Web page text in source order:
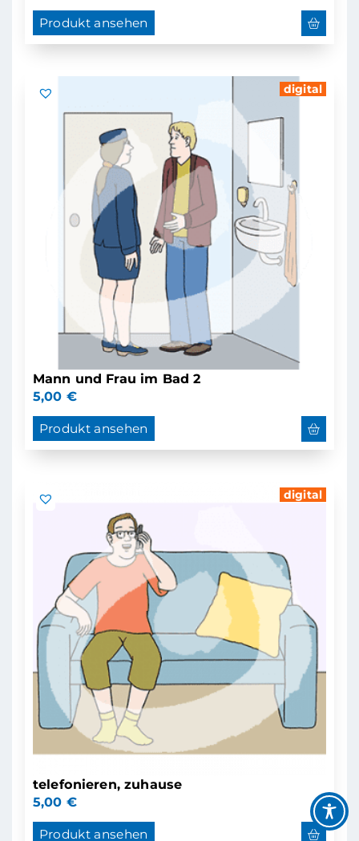
Produkt ansehen
digital
Mann und Frau im Bad 2
5,00 €
Produkt ansehen
digital
telefonieren, zuhause
5,00 €
Produkt ansehen